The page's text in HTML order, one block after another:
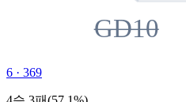
GD10
6 · 369